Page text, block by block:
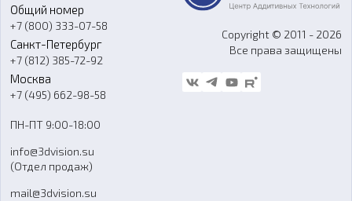
Программное обеспечение
Ремонт и услуги
О компании
Контакты
Гос. закупки
Стать дилером
Блог
FAQ
Общий номер
+7 (800) 333-07-58
Санкт-Петербург
+7 (812) 385-72-92
Москва
+7 (495) 662-98-58
ПН-ПТ 9:00-18:00
info@3dvision.su
(Отдел продаж)
mail@3dvision.su
Copyright © 2011 - 2026
Все права защищены